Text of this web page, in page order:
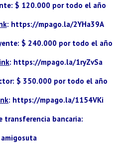
: $ 120.000 por todo el año
: https://mpago.la/2YHa39A
: $ 240.000 por todo el año
: https://mpago.la/1ryZvSa
: $ 350.000 por todo el año
: https://mpago.la/1154VKi
transferencia bancaria:
amigosuta